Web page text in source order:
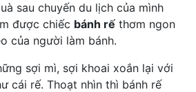
sau chuyến du lịch của mình
được chiếc bánh rế thơm ngon
của người làm bánh.
sợi mì, sợi khoai xoắn lại với
cái rế. Thoạt nhìn thì bánh rế